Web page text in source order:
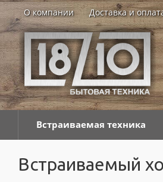
О компании Доставка и
Встраиваемая техника
Встраиваемый